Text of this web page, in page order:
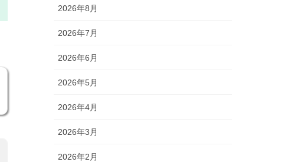
2026年8月
2026年7月
2026年6月
2026年5月
2026年4月
2026年3月
2026年2月